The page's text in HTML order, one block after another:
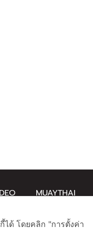
MUAYTHAI
ได้ โดยคลิก "การตั้งค่า